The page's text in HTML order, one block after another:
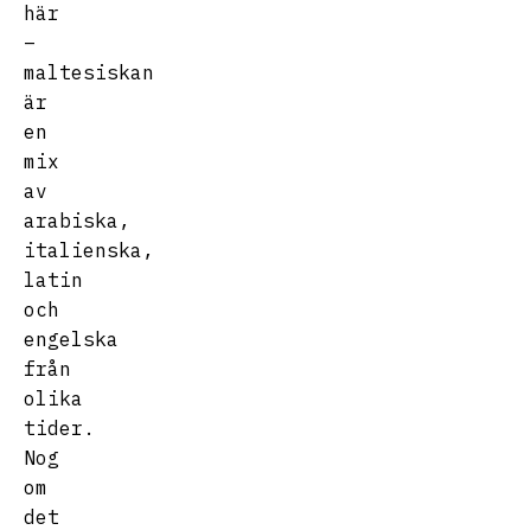
här
–
maltesiskan
är
en
mix
av
arabiska,
italienska,
latin
och
engelska
från
olika
tider.
Nog
om
det